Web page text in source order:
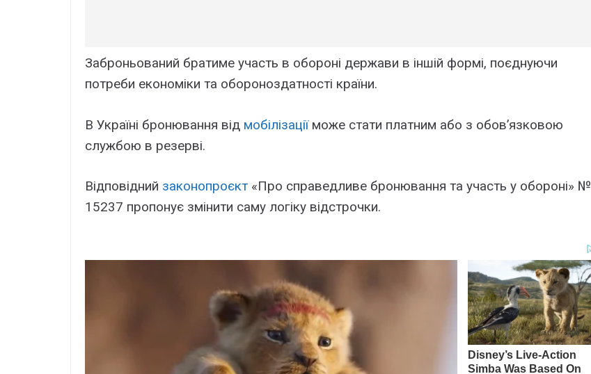
Заброньований братиме участь в обороні держави в іншій формі, поєднуючи
потреби економіки та обороноздатності країни.
В Україні бронювання від мобілізації може стати платним або з обов’язковою
службою в резерві.
Відповідний законопроєкт «Про справедливе бронювання та участь у обороні» №
15237 пропонує змінити саму логіку відстрочки.